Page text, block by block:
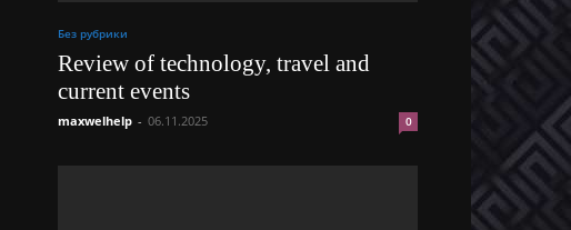
Без рубрики
Review of technology, travel and
current events
maxwelhelp - 06.11.2025 0